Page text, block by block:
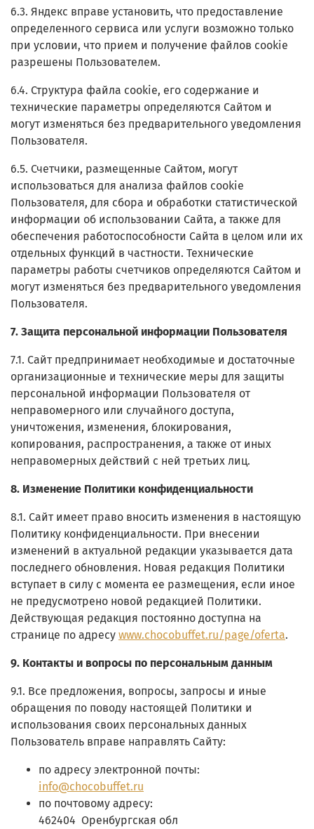
6.3. Яндекс вправе установить, что предоставление
определенного сервиса или услуги возможно только
при условии, что прием и получение файлов cookie
разрешены Пользователем.
6.4. Структура файла cookie, его содержание и
технические параметры определяются Сайтом и
могут изменяться без предварительного уведомления
Пользователя.
6.5. Счетчики, размещенные Сайтом, могут
использоваться для анализа файлов cookie
Пользователя, для сбора и обработки статистической
информации об использовании Сайта, а также для
обеспечения работоспособности Сайта в целом или их
отдельных функций в частности. Технические
параметры работы счетчиков определяются Сайтом и
могут изменяться без предварительного уведомления
Пользователя.
7. Защита персональной информации Пользователя
7.1. Сайт предпринимает необходимые и достаточные
организационные и технические меры для защиты
персональной информации Пользователя от
неправомерного или случайного доступа,
уничтожения, изменения, блокирования,
копирования, распространения, а также от иных
неправомерных действий с ней третьих лиц.
8. Изменение Политики конфиденциальности
8.1. Сайт имеет право вносить изменения в настоящую
Политику конфиденциальности. При внесении
изменений в актуальной редакции указывается дата
последнего обновления. Новая редакция Политики
вступает в силу с момента ее размещения, если иное
не предусмотрено новой редакцией Политики.
Действующая редакция постоянно доступна на
странице по адресу www.chocobuffet.ru/page/oferta.
9. Контакты и вопросы по персональным данным
9.1. Все предложения, вопросы, запросы и иные
обращения по поводу настоящей Политики и
использования своих персональных данных
Пользователь вправе направлять Сайту:
по адресу электронной почты:
info@chocobuffet.ru
по почтовому адресу:
462404 Оренбургская обл